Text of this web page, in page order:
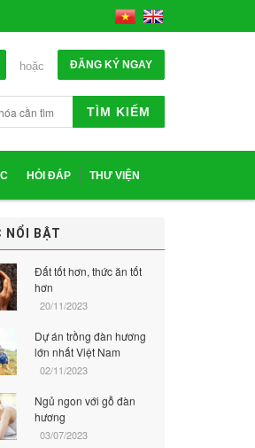
ĐĂNG KÝ NGAY
hoặc
TÌM KIẾM
HỎI ĐÁP THƯ VIỆN
NỔI BẬT
Đất tốt hơn, thức ăn tốt
hơn
20/11/2023
Dự án trồng đàn hương
lớn nhất Việt Nam
02/11/2023
Ngủ ngon với gỗ đàn
hương
03/07/2023